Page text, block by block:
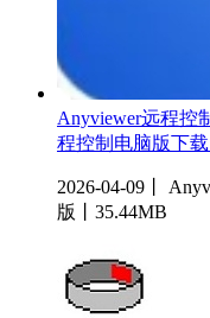
Anyviewer远程控
程控制电脑版下
2026-04-09丨
版丨35.44MB